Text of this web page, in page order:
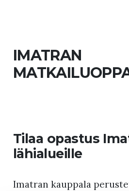
IMATRAN
Tilaa opastus
lähialueille
Imatran kauppala